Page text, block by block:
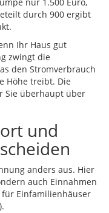
durch 900 ergibt
Ihr Haus gut
zwingt die
den Stromverbrauch
Höhe treibt. Die
Sie überhaupt über
und
anders aus. Hier
auch Einnahmen
für Einfamilienhäuser